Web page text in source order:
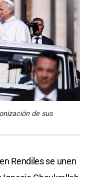
de sus
Rendiles se unen